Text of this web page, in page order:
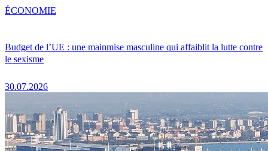
Budget de l’UE : une mainmise masculine qui affaiblit la lutte contre
le sexisme
30.07.2026
ÉCONOMIE